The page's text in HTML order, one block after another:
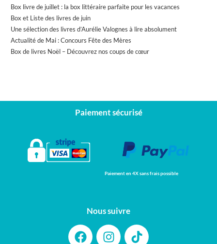
Box livre de juillet : la box littéraire parfaite pour les vacances
Box et Liste des livres de juin
Une sélection des livres d’Aurélie Valognes à lire absolument
Actualité de Mai : Concours Fête des Mères
Box de livres Noël – Découvrez nos coups de cœur
Paiement sécurisé
Paiement en 4X sans frais possible
Nous suivre